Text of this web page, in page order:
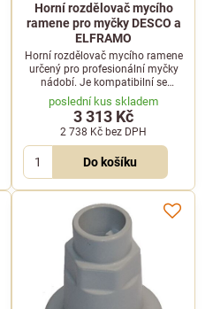
Horní rozdělovač mycího
ramene pro myčky DESCO a
ELFRAMO
Horní rozdělovač mycího ramene
určený pro profesionální myčky
nádobí. Je kompatibilní se
zařízeními značek DESCO,
ELFRAMO, EMMEPI a KOMEL,
například s modely DESCO LP35
a LP39.
poslední kus skladem
3 313 Kč
2 738 Kč bez DPH
Do košíku